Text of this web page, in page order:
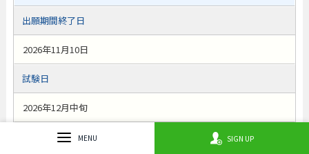
出願期間終了日
2026年11月10日
試験日
2026年12月中旬
合格発表日 MENU SIGN UP